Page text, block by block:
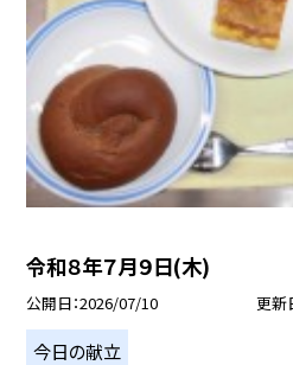
令和８年７月９日(木)
公開日 2026/07/10 更新
今日の献立